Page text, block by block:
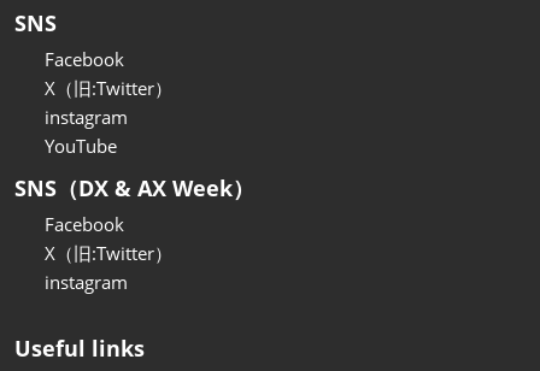
SNS
Facebook
X（旧:Twitter）
instagram
YouTube
SNS（DX & AX Week）
Facebook
X（旧:Twitter）
instagram
Useful links